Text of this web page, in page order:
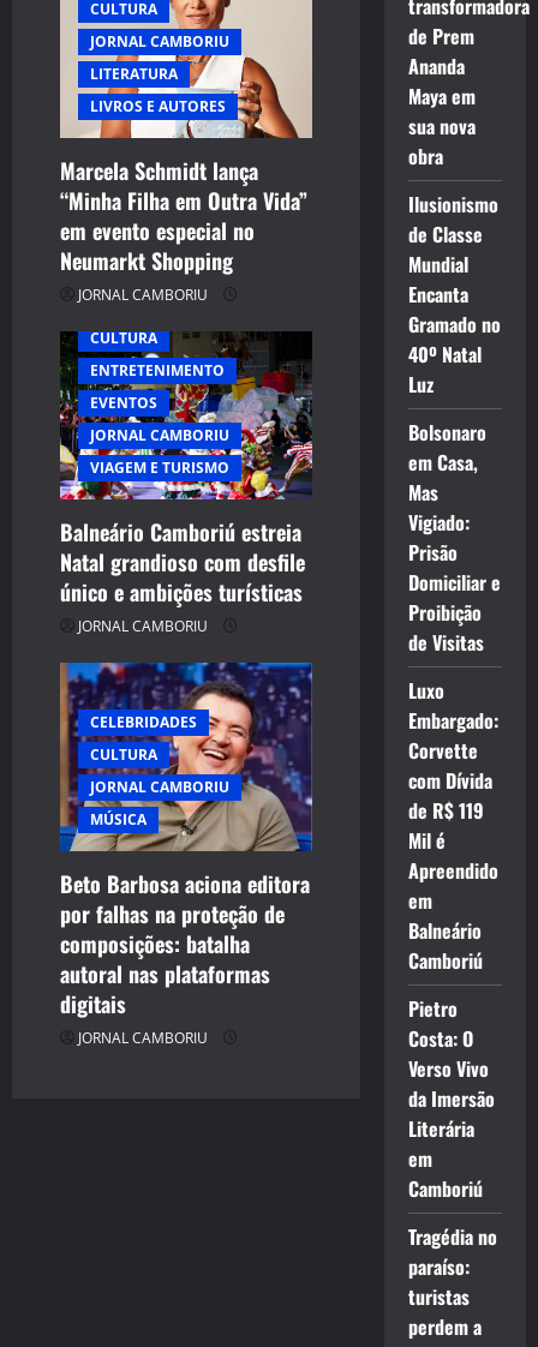
CULTURA
JORNAL CAMBORIU
LITERATURA
LIVROS E AUTORES
Marcela Schmidt lança
“Minha Filha em Outra Vida”
em evento especial no
Neumarkt Shopping
JORNAL CAMBORIU
CULTURA
ENTRETENIMENTO
EVENTOS
JORNAL CAMBORIU
VIAGEM E TURISMO
Balneário Camboriú estreia
Natal grandioso com desfile
único e ambições turísticas
JORNAL CAMBORIU
CELEBRIDADES
CULTURA
JORNAL CAMBORIU
MÚSICA
Beto Barbosa aciona editora
por falhas na proteção de
composições: batalha
autoral nas plataformas
digitais
JORNAL CAMBORIU
transformadora
de Prem
Ananda
Maya em
sua nova
obra
Ilusionismo
de Classe
Mundial
Encanta
Gramado no
40º Natal
Luz
Bolsonaro
em Casa,
Mas
Vigiado:
Prisão
Domiciliar e
Proibição
de Visitas
Luxo
Embargado:
Corvette
com Dívida
de R$ 119
Mil é
Apreendido
em
Balneário
Camboriú
Pietro
Costa: O
Verso Vivo
da Imersão
Literária
em
Camboriú
Tragédia no
paraíso:
turistas
perdem a